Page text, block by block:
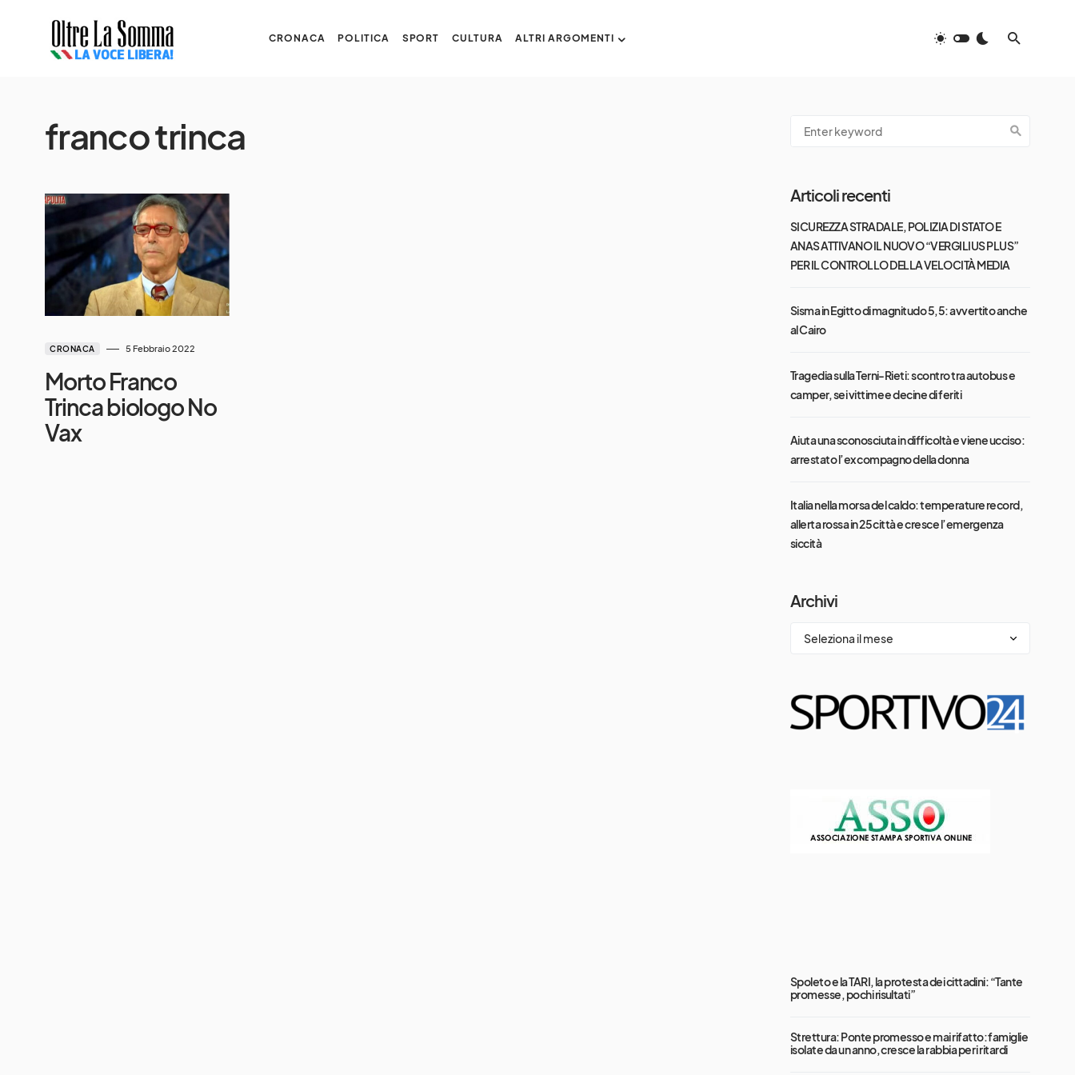
CRONACA POLITICA SPORT CULTURA ALTRI ARGOMENTI
franco trinca
CRONACA 5 Febbraio 2022
Morto Franco
Trinca biologo No
Vax
Articoli recenti
SICUREZZA STRADALE, POLIZIA DI STATO E
ANAS ATTIVANO IL NUOVO “VERGILIUS PLUS”
PER IL CONTROLLO DELLA VELOCITÀ MEDIA
Sisma in Egitto di magnitudo 5,5: avvertito anche
al Cairo
Tragedia sulla Terni-Rieti: scontro tra autobus e
camper, sei vittime e decine di feriti
Aiuta una sconosciuta in difficoltà e viene ucciso:
arrestato l’ex compagno della donna
Italia nella morsa del caldo: temperature record,
allerta rossa in 25 città e cresce l’emergenza
siccità
Archivi
Spoleto e la TARI, la protesta dei cittadini: “Tante
promesse, pochi risultati”
Strettura: Ponte promesso e mai rifatto: famiglie
isolate da un anno, cresce la rabbia per i ritardi